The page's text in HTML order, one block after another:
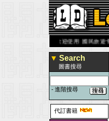
歡迎使用 國民旅遊卡！！
▼ Search
圖書搜尋
- 進階搜尋
代訂書籍